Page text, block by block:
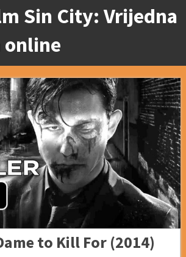
Sin City: Vrijedna
online
to Kill For (2014)